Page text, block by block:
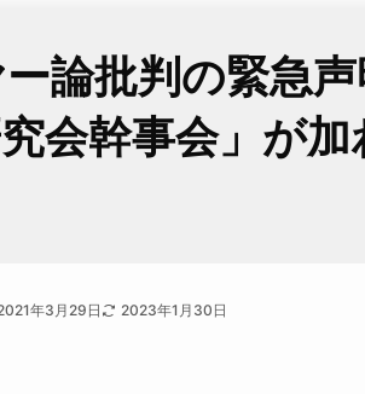
論批判の緊急
究会幹事会」が加
年3月29日 2023年1月30日